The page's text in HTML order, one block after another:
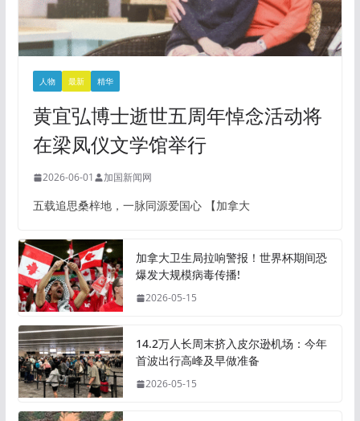
人物 最新 精华
黄宜弘博士逝世五周年悼念活动将
在梁凤仪文学馆举行
2026-06-01 加国新闻网
五载追思桑梓地，一脉同源爱国心 【加拿大
加拿大卫生局拉响警报！世界杯期间恐
爆发大规模病毒传播!
2026-05-15
14.2万人长周末挤入皮尔逊机场：今年
首波出行高峰及早做准备
2026-05-15